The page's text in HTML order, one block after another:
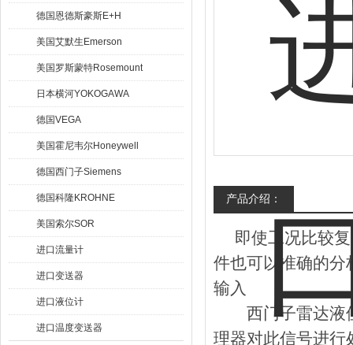
德国恩德斯豪斯E+H
美国艾默生Emerson
美国罗斯蒙特Rosemount
日本横河YOKOGAWA
德国VEGA
美国霍尼韦尔Honeywell
德国西门子Siemens
德国科隆KROHNE
美国索尔SOR
进口流量计
进口变送器
进口液位计
进口温度变送器
产品介绍：
即使工况比较复
件也可以准确的分
输入
西门子雷达液位
理器对此信号进行